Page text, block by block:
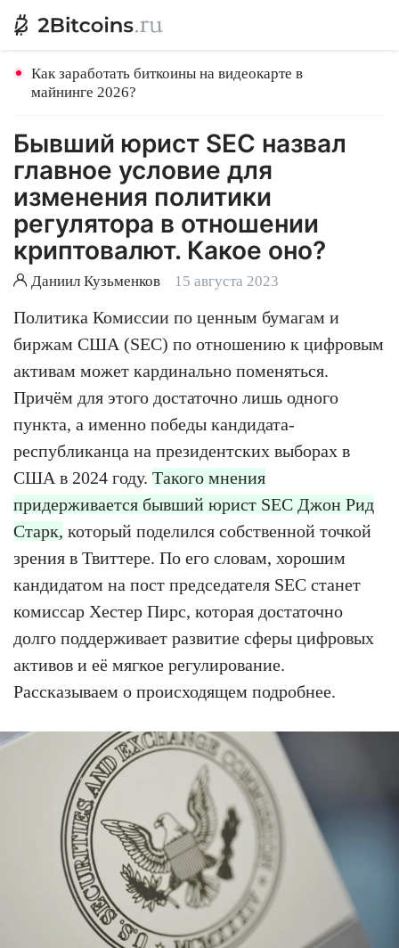
Как заработать биткоины на видеокарте в
майнинге 2026?
Бывший юрист SEC назвал
главное условие для
изменения политики
регулятора в отношении
криптовалют. Какое оно?
Даниил Кузьменков 15 августа 2023
Политика Комиссии по ценным бумагам и
биржам США (SEC) по отношению к цифровым
активам может кардинально поменяться.
Причём для этого достаточно лишь одного
пункта, а именно победы кандидата-
республиканца на президентских выборах в
США в 2024 году. Такого мнения
придерживается бывший юрист SEC Джон Рид
Старк, который поделился собственной точкой
зрения в Твиттере. По его словам, хорошим
кандидатом на пост председателя SEC станет
комиссар Хестер Пирс, которая достаточно
долго поддерживает развитие сферы цифровых
активов и её мягкое регулирование.
Рассказываем о происходящем подробнее.